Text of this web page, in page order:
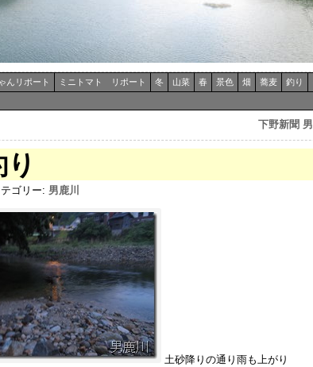
んリポート ミニトマト リポート 冬 山菜 春 景色 畑 蕎麦 釣り
下野新聞
ゴリー: 男鹿川
土砂降りの通り雨も上がり